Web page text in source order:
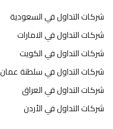
شركات التداول في السعودية
شركات التداول في الامارات
شركات التداول في الكويت
شركات التداول في سلطنة عمان
شركات التداول في العراق
شركات التداول في الأردن